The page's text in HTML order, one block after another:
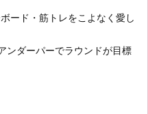
ード・筋トレをこよなく愛し
ンダーパーでラウンドが目標